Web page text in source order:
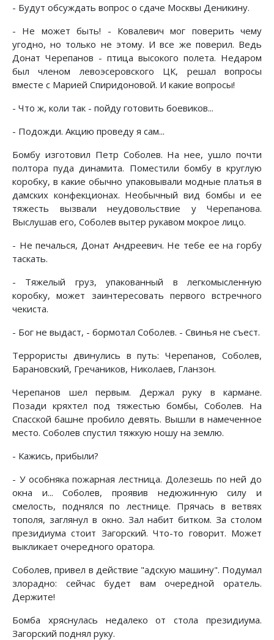
- Будут обсуждать вопрос о сдаче Москвы Деникину.
- Не может быть! - Ковалевич мог поверить чему
угодно, но только не этому. И все же поверил. Ведь
Донат Черепанов - птица высокого полета. Недаром
был членом левоэсеровского ЦК, решал вопросы
вместе с Марией Спиридоновой. И какие вопросы!
- Что ж, коли так - пойду готовить боевиков...
- Подожди. Акцию проведу я сам...
Бомбу изготовил Петр Соболев. На нее, ушло почти
полтора пуда динамита. Поместили бомбу в круглую
коробку, в какие обычно упаковывали модные платья в
дамских конфекционах. Необычный вид бомбы и ее
тяжесть вызвали неудовольствие у Черепанова.
Выслушав его, Соболев вытер рукавом мокрое лицо.
- Не печалься, Донат Андреевич. Не тебе ее на горбу
таскать.
- Тяжелый груз, упакованный в легкомысленную
коробку, может заинтересовать первого встречного
чекиста.
- Бог не выдаст, - бормотал Соболев. - Свинья не съест.
Террористы двинулись в путь: Черепанов, Соболев,
Барановский, Гречаников, Николаев, Гланзон.
Черепанов шел первым. Держал руку в кармане.
Позади кряхтел под тяжестью бомбы, Соболев. На
Спасской башне пробило девять. Вышли в намеченное
место. Соболев спустил тяжкую ношу на землю.
- Кажись, прибыли?
- У особняка пожарная лестница. Долезешь по ней до
окна и... Соболев, проявив недюжинную силу и
смелость, поднялся по лестнице. Прячась в ветвях
тополя, заглянул в окно. Зал набит битком. За столом
президиума стоит Загорский. Что-то говорит. Может
выкликает очередного оратора.
Соболев, привел в действие "адскую машину". Подумал
злорадно: сейчас будет вам очередной оратель.
Держите!
Бомба хряснулась недалеко от стола президиума.
Загорский поднял руку.